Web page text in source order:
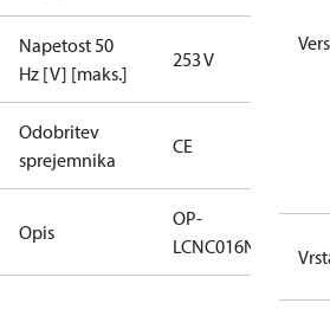
Napetost 50
Hz [V] [maks.]
253 V
Odobritev
sprejemnika
CE
Opis
OP-
LCNC016NPA09G